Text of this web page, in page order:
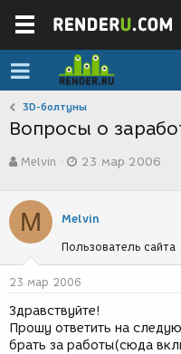
3D-болтуны
Вопросы о
в
о
р
т
е
м
ы
Melvin
а
с
з
д
а
и
я
23 мар 2006
M Melvin
Пользователь сайта
23 мар 2006
Здравствуйте!
Прошу ответить на
брать за работы(сюда